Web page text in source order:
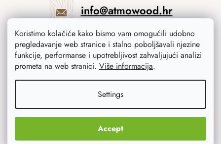
Koristimo kolačiće kako bismo vam omogućili udobno
pregledavanje web stranice i stalno poboljšavali njezine
funkcije, performanse i upotrebljivost zahvaljujući analizi
prometa na web stranici. Više informacija.
Settings
Accept
info@atmowood.hr
+385 23 775 506
Mogućnosti prijevoza